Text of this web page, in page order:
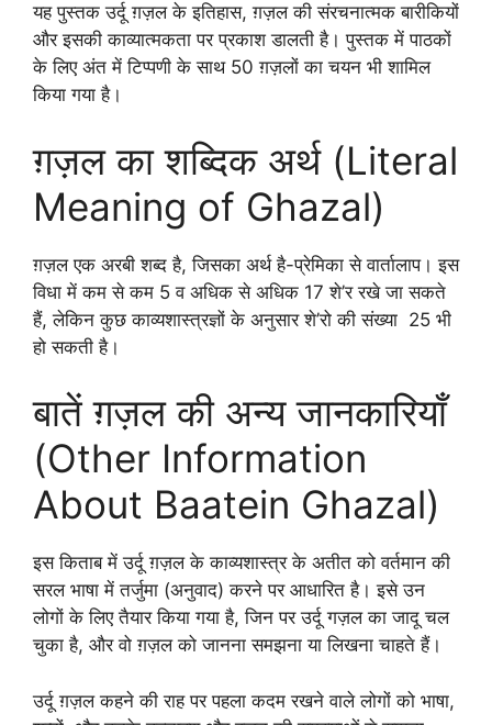
यह पुस्तक उर्दू ग़ज़ल के इतिहास, ग़ज़ल की संरचनात्मक बारीकियों
और इसकी काव्यात्मकता पर प्रकाश डालती है। पुस्तक में पाठकों
के लिए अंत में टिप्पणी के साथ 50 ग़ज़लों का चयन भी शामिल
किया गया है।
ग़ज़ल का शब्दिक अर्थ (Literal
Meaning of Ghazal)
ग़ज़ल एक अरबी शब्द है, जिसका अर्थ है-प्रेमिका से वार्तालाप। इस
विधा में कम से कम 5 व अधिक से अधिक 17 शे’र रखे जा सकते
हैं, लेकिन कुछ काव्यशास्त्रज्ञों के अनुसार शे’रो की संख्या 25 भी
हो सकती है।
बातें ग़ज़ल की अन्य जानकारियाँ
(Other Information
About Baatein Ghazal)
इस किताब में उर्दू ग़ज़ल के काव्यशास्त्र के अतीत को वर्तमान की
सरल भाषा में तर्जुमा (अनुवाद) करने पर आधारित है। इसे उन
लोगों के लिए तैयार किया गया है, जिन पर उर्दू गज़ल का जादू चल
चुका है, और वो ग़ज़ल को जानना समझना या लिखना चाहते हैं।
उर्दू ग़ज़ल कहने की राह पर पहला कदम रखने वाले लोगों को भाषा,